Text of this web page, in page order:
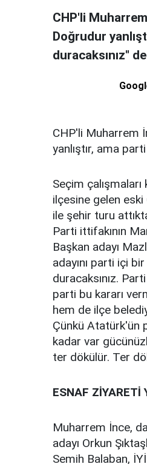
CHP'li
Doğrudur
duracaksınız"
CHP'li Muharrem
yanlıştır, ama
Seçim
ilçesine gelen eski
ile şehir turu
Parti ittifakının
Başkan adayı
adayını parti içi
duracaksınız.
parti bu kararı
hem de ilçe
Çünkü Atatürk'ün
kadar var
ter dökülür. Ter
ESNAF ZİYARETİ
Muharrem İnce,
adayı Orkun
Semih Balaban,